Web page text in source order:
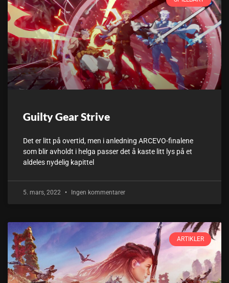
Guilty Gear Strive
Det er litt på overtid, men i anledning ARCEVO-finalene
som blir avholdt i helga passer det å kaste litt lys på et
aldeles nydelig kapittel
5. mars, 2022 Ingen kommentarer
ARTIKLER